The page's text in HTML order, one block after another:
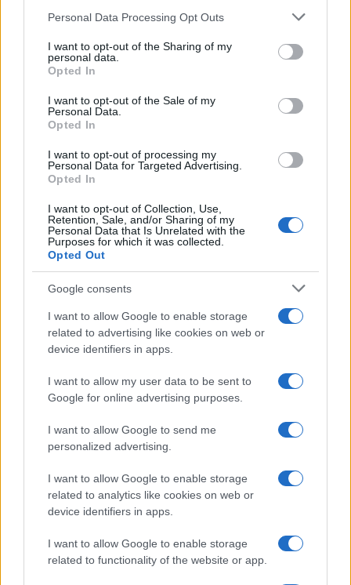
Please note that this website/app uses one or more Google
not limited to your visit or usage behaviour. You may click to
grant or deny consent to Google and its third-party tags to
use your data for below specified purposes in below Google
consent section.
Personal Data Processing Opt Outs
I want to opt-out of the Sharing of my
personal data.
Opted In
I want to opt-out of the Sale of my
Personal Data.
Opted In
I want to opt-out of processing my
Personal Data for Targeted Advertising.
Opted In
I want to opt-out of Collection, Use,
Retention, Sale, and/or Sharing of my
Personal Data that Is Unrelated with the
Purposes for which it was collected.
Opted Out
Google consents
I want to allow Google to enable storage
related to advertising like cookies on web or
device identifiers in apps.
I want to allow my user data to be sent to
Google for online advertising purposes.
I want to allow Google to send me
personalized advertising.
I want to allow Google to enable storage
related to analytics like cookies on web or
device identifiers in apps.
I want to allow Google to enable storage
related to functionality of the website or app.
Continua a leggere
TELEVISIONE
Come talk show e reality creano dipendenza:
cliffhanger, confessionali e montaggio
Matteo Pellegrino · 6 Ago 2026